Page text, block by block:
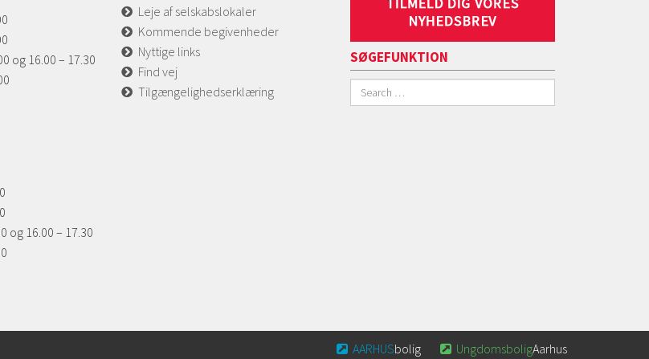
og 16.00 – 17.30
og 16.00 – 17.30
Leje af selskabslokaler
Kommende begivenheder
Nyttige links
Find vej
Tilgængelighedserklæring
SØGEFUNKTION
 UngdomsboligAarhus
 AARHUSbolig